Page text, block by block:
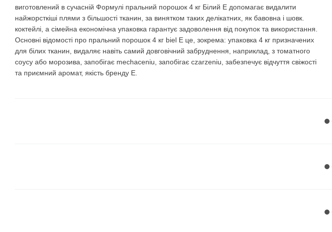
виготовлений в сучасній Формулі пральний порошок 4 кг Білий E допомагає видалити
найжорсткіші плями з більшості тканин, за винятком таких делікатних, як бавовна і шовк.
коктейлі, а сімейна економічна упаковка гарантує задоволення від покупок та використання.
Основні відомості про пральний порошок 4 кг biel E це, зокрема: упаковка 4 кг призначених
для білих тканин, видаляє навіть самий довговічний забруднення, наприклад, з томатного
соусу або морозива, запобігає mechaceniu, запобігає сzarzeniu, забезпечує відчуття свіжості
та приємний аромат, якість бренду E.